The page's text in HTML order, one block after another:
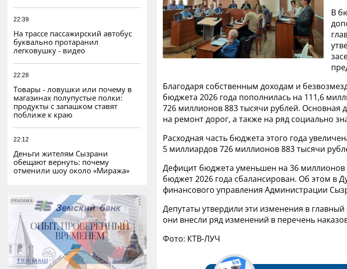
22:39
На трассе пассажирский автобус
буквально протаранил
легковушку - видео
22:28
Товары - ловушки или почему в
магазинах полупустые полки:
продукты с запашком ставят
поближе к краю
22:12
Деньги жителям Сызрани
обещают вернуть: почему
отменили шоу около «Миража»
РЕКЛАМА
РЕКЛАМА
В
Благодаря собственным доходам и
бюджета 2026 года пополнилась на 111,6
726 миллионов 883 тысячи рублей. Основная
на ремонт дорог, а также на ряд социально
Расходная часть бюджета этого года
5 миллиардов 726 миллионов 883 тысячи
Дефицит бюджета уменьшен на 36 миллионов
бюджет 2026 года сбалансирован. Об этом в
финансового управления Администрации
Депутаты утвердили эти изменения в
они внесли ряд изменений в перечень
Фото: КТВ-ЛУЧ